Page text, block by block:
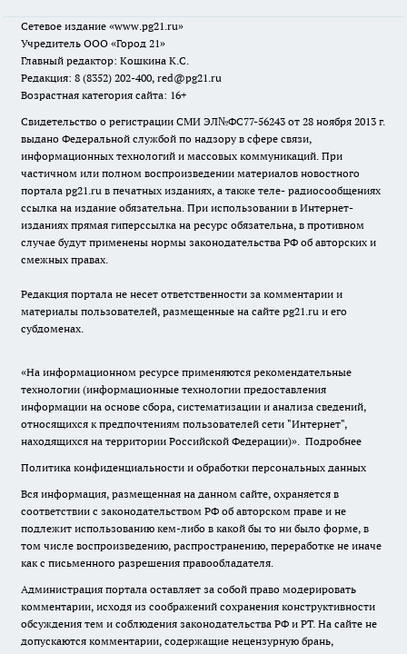
Сетевое издание «www.pg21.ru»
Учредитель ООО «Город 21»
Главный редактор: Кошкина К.С.
Редакция: 8 (8352) 202-400, red@pg21.ru
Возрастная категория сайта: 16+
Свидетельство о регистрации СМИ ЭЛ№ФС77-56243 от 28 ноября 2013 г.
выдано Федеральной службой по надзору в сфере связи,
информационных технологий и массовых коммуникаций. При
частичном или полном воспроизведении материалов новостного
портала pg21.ru в печатных изданиях, а также теле- радиосообщениях
ссылка на издание обязательна. При использовании в Интернет-
изданиях прямая гиперссылка на ресурс обязательна, в противном
случае будут применены нормы законодательства РФ об авторских и
смежных правах.
Редакция портала не несет ответственности за комментарии и
материалы пользователей, размещенные на сайте pg21.ru и его
субдоменах.
«На информационном ресурсе применяются рекомендательные
технологии (информационные технологии предоставления
информации на основе сбора, систематизации и анализа сведений,
относящихся к предпочтениям пользователей сети "Интернет",
находящихся на территории Российской Федерации)». Подробнее
Политика конфиденциальности и обработки персональных данных
Вся информация, размещенная на данном сайте, охраняется в
соответствии с законодательством РФ об авторском праве и не
подлежит использованию кем-либо в какой бы то ни было форме, в
том числе воспроизведению, распространению, переработке не иначе
как с письменного разрешения правообладателя.
Администрация портала оставляет за собой право модерировать
комментарии, исходя из соображений сохранения конструктивности
обсуждения тем и соблюдения законодательства РФ и РТ. На сайте не
допускаются комментарии, содержащие нецензурную брань,